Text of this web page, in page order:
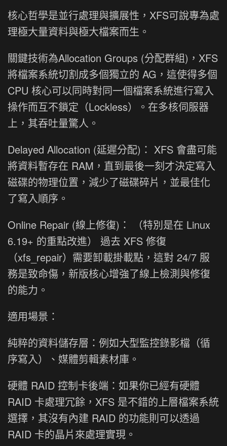
核心哲學是並行處理與擴展性，XFS可說專為處
理極大量資料與極大檔案而生。
關鍵技術為Allocation Groups (分配群組)，XFS
將檔案系統切割成多個獨立的 AG，這使得多個
CPU 核心可以同時對同一個檔案系統進行寫入
操作而互不鎖定（Lockless）。在多核伺服器
上，其吞吐量驚人。
Delayed Allocation (延遲分配)： XFS 會盡可能
將資料暫存在 RAM，直到最後一刻才決定寫入
磁碟的物理位置，減少了磁碟碎片，並最佳化
了寫入順序。
Online Repair (線上修復)： （特別是在 Linux
6.19+ 的重點改進） 過去 XFS 修復
（xfs_repair）需要卸載掛載點，這對 24/7 服
務是致命傷，新版核心增強了線上檢測與修復
的能力。
適用場景：
純粹的資料儲存層：例如大型監控錄影檔（循
序寫入）、媒體剪輯素材庫。
硬體 RAID 控制卡後端：如果你已經有硬體
RAID 卡處理冗餘，XFS 是不錯的上層檔案系統
選擇，其沒有內建 RAID 的功能則可以透過
RAID 卡的晶片來處理實現。